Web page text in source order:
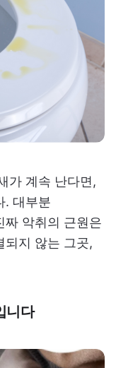
가 계속 난다면,
. 대부분
짜 악취의 근원은
되지 않는 그곳,
니다